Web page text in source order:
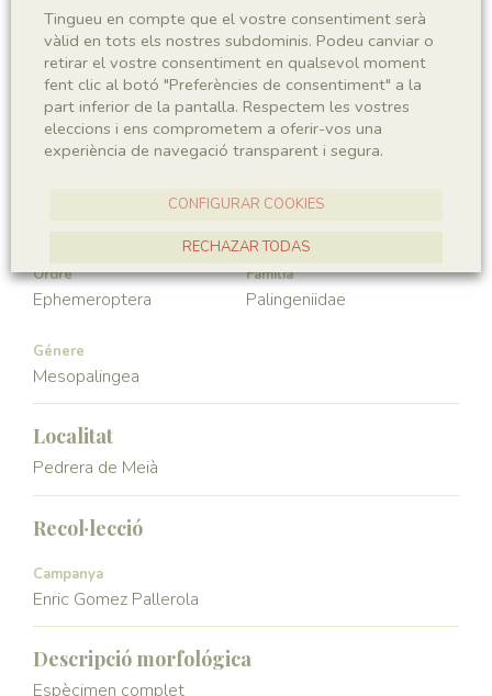
IEI-2845
Taxonomia
Regne
Animalia
Phyllum
Arthropoda
Classe
Ordre
Ephemeroptera
Familia
Palingeniidae
Génere
Mesopalingea
Localitat
Pedrera de Meià
Recol·lecció
Campanya
Enric Gomez Pallerola
Descripció morfológica
Espècimen complet
Tingueu en compte que el vostre consentiment serà
vàlid en tots els nostres subdominis. Podeu canviar o
retirar el vostre consentiment en qualsevol moment
fent clic al botó "Preferències de consentiment" a la
part inferior de la pantalla. Respectem les vostres
eleccions i ens comprometem a oferir-vos una
experiència de navegació transparent i segura.
CONFIGURAR COOKIES
RECHAZAR TODAS
ACCEPTAR TOTES